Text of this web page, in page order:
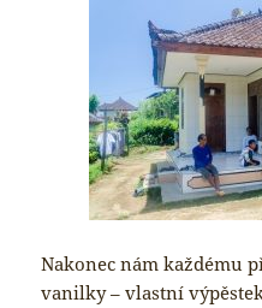
Nakonec nám každému
vanilky – vlastní